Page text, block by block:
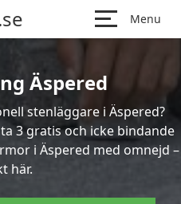
Menu
Äspered
stenläggare i Äspered?
3 gratis och icke bindande
i Äspered med omnejd –
här.